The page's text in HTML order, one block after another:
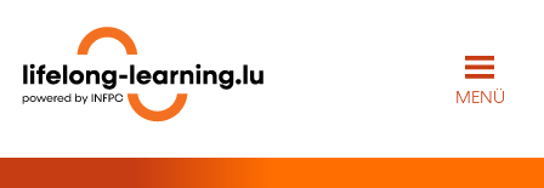
MENÜ